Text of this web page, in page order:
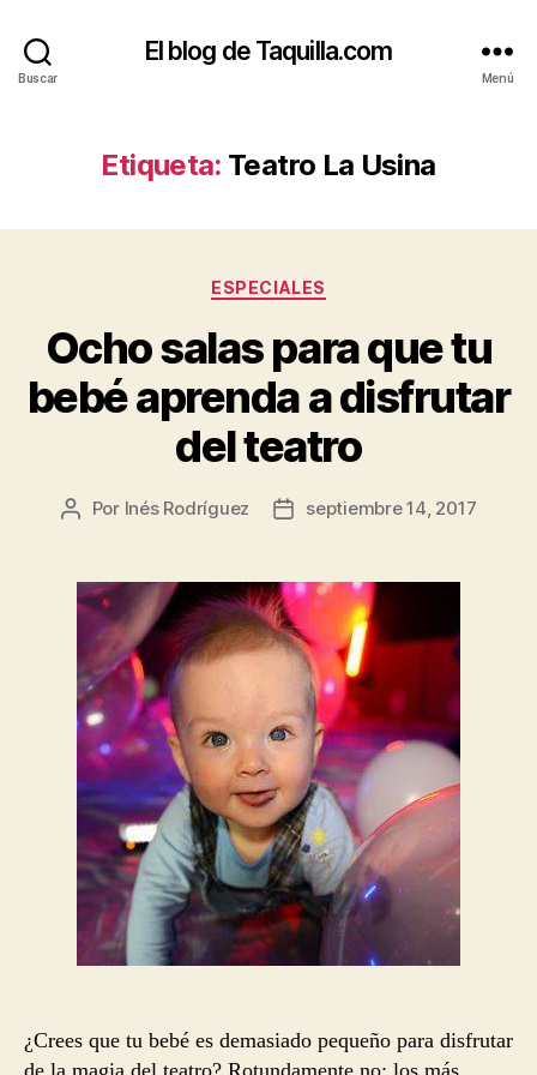
Buscar
El blog de Taquilla.com
Menú
Etiqueta: Teatro La Usina
Categorías
ESPECIALES
Ocho salas para que tu
bebé aprenda a disfrutar
del teatro
Autor
entrada
Por Inés Rodríguez
Fecha
entrada
septiembre 14, 2017
¿Crees que tu bebé es demasiado pequeño para disfrutar
de la magia del teatro? Rotundamente no: los más